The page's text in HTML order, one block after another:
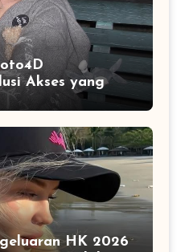
Akses yang
Perangkat
HK 2026